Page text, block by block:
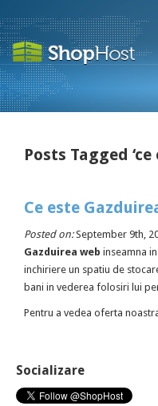
Posts Tagged
Ce este
Posted on:September 9th,
Gazduirea web inseamna
inchiriere un spatiu de
bani in vederea folosiri lui
Pentru a vedea oferta
Socializare